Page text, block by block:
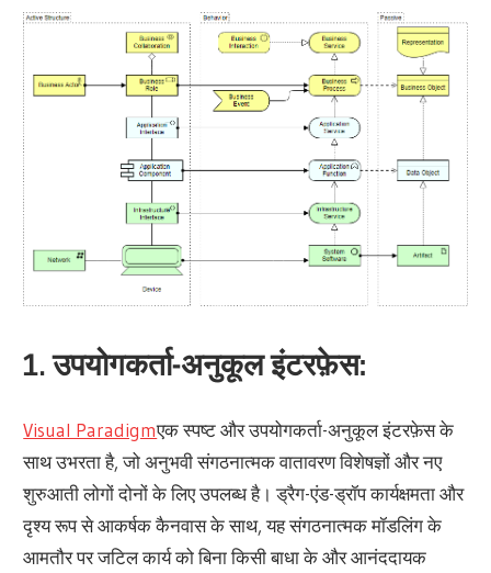
1. उपयोगकर्ता-अनुकूल इंटरफ़ेस:
Visual Paradigmएक स्पष्ट और उपयोगकर्ता-अनुकूल इंटरफ़ेस के
साथ उभरता है, जो अनुभवी संगठनात्मक वातावरण विशेषज्ञों और नए
शुरुआती लोगों दोनों के लिए उपलब्ध है। ड्रैग-एंड-ड्रॉप कार्यक्षमता और
दृश्य रूप से आकर्षक कैनवास के साथ, यह संगठनात्मक मॉडलिंग के
आमतौर पर जटिल कार्य को बिना किसी बाधा के और आनंददायक